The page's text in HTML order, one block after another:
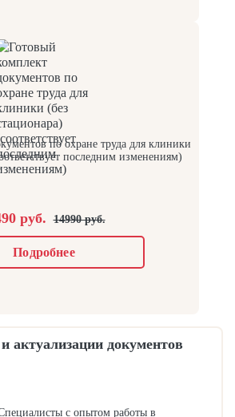
по охране труда для клиники
последним изменениям)
руб. 14990 руб.
Подробнее
актуализации документов
с опытом работы в